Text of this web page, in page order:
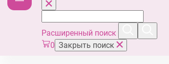
Расширенный поиск
0 Закрыть поиск